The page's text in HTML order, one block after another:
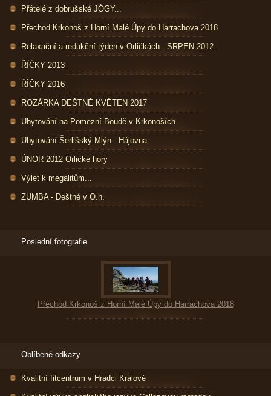
Přátelé z dobrušské JÓGY...
Přechod Krkonoš z Horní Malé Úpy do Harrachova 2018
Relaxační a redukční týden v Orličkách - SRPEN 2012
ŘÍČKY 2013
ŘÍČKY 2016
ROZÁRKA DEŠTNÉ KVĚTEN 2017
Ubytování na Pomezní Boudě v Krkonoších
Ubytování Šerlišský Mlýn - Hájovna
ÚNOR 2012 Orlické hory
Výlet k megalitům...
ZUMBA - Deštné v O.h.
Poslední fotografie
Přechod Krkonoš z Horní Malé Úpy do Harrachova 2018
Oblíbené odkazy
Kvalitní fitcentrum v Hradci Králové